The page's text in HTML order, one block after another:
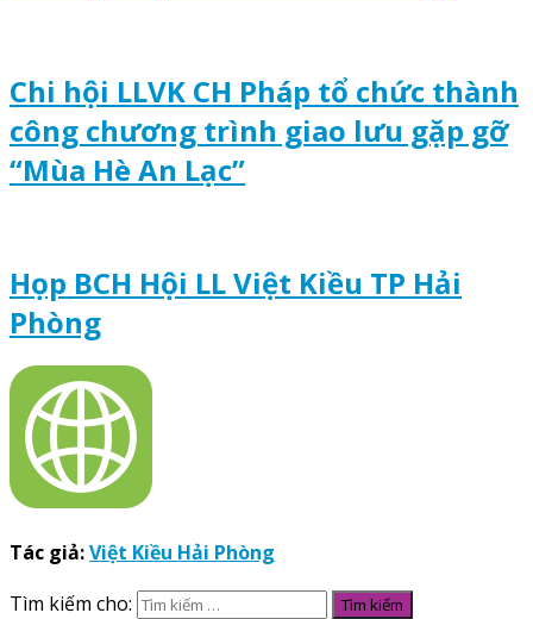
Chi hội LLVK CH Pháp tổ chức thành
công chương trình giao lưu gặp gỡ
“Mùa Hè An Lạc”
Họp BCH Hội LL Việt Kiều TP Hải
Phòng
Tác giả:Việt Kiều Hải Phòng
Tìm kiếm cho: